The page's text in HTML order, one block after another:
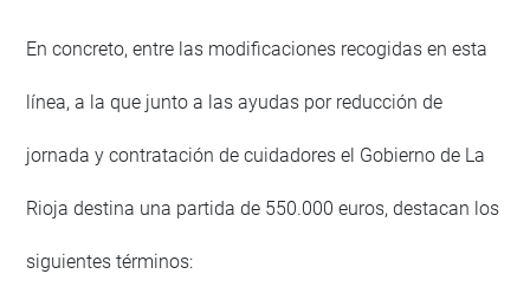
En concreto, entre las modificaciones recogidas en esta
línea, a la que junto a las ayudas por reducción de
jornada y contratación de cuidadores el Gobierno de La
Rioja destina una partida de 550.000 euros, destacan los
siguientes términos: